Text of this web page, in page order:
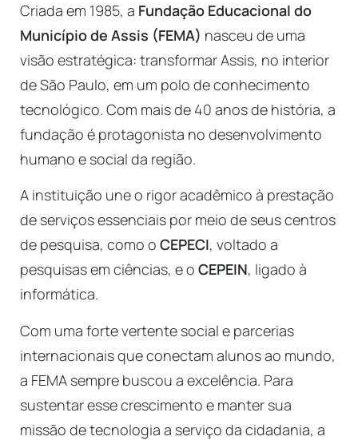
Criada em 1985, a Fundação Educacional do
Município de Assis (FEMA) nasceu de uma
visão estratégica: transformar Assis, no interior
de São Paulo, em um polo de conhecimento
tecnológico. Com mais de 40 anos de história, a
fundação é protagonista no desenvolvimento
humano e social da região.
A instituição une o rigor acadêmico à prestação
de serviços essenciais por meio de seus centros
de pesquisa, como o CEPECI, voltado a
pesquisas em ciências, e o CEPEIN, ligado à
informática.
Com uma forte vertente social e parcerias
internacionais que conectam alunos ao mundo,
a FEMA sempre buscou a excelência. Para
sustentar esse crescimento e manter sua
missão de tecnologia a serviço da cidadania, a